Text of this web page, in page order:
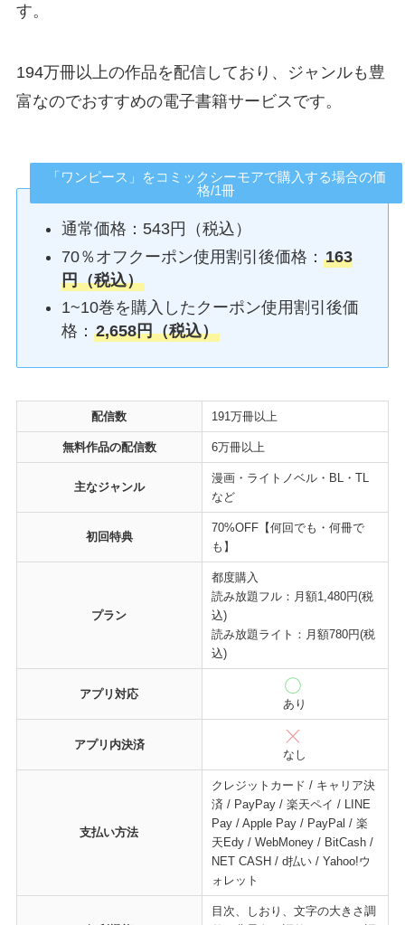
す。
194万冊以上の作品を配信しており、ジャンルも豊
富なのでおすすめの電子書籍サービスです。
「ワンピース」をコミックシーモアで購入する場合の価
格/1冊
通常価格：543円（税込）
70％オフクーポン使用割引後価格：163
円（税込）
1~10巻を購入したクーポン使用割引後価
格：2,658円（税込）
配信数 191万冊以上
無料作品の配信数 6万冊以上
主なジャンル
漫画・ライトノベル・BL・TL
など
初回特典
70%OFF【何回でも・何冊で
も】
プラン
都度購入
読み放題フル：月額1,480円(税
込)
読み放題ライト：月額780円(税
込)
アプリ対応
あり
アプリ内決済
なし
支払い方法
クレジットカード / キャリア決
済 / PayPay / 楽天ペイ / LINE
Pay / Apple Pay / PayPal / 楽
天Edy / WebMoney / BitCash /
NET CASH / d払い / Yahoo!ウ
ォレット
目次、しおり、文字の大きさ調